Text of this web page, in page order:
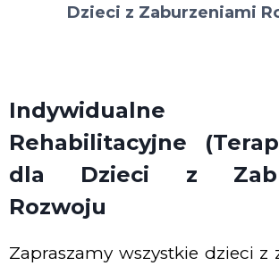
Dzieci z Zaburzeniami
Indywidualne
Rehabilitacyjne
dla Dzieci z
Rozwoju
Zapraszamy wszystkie dzieci z